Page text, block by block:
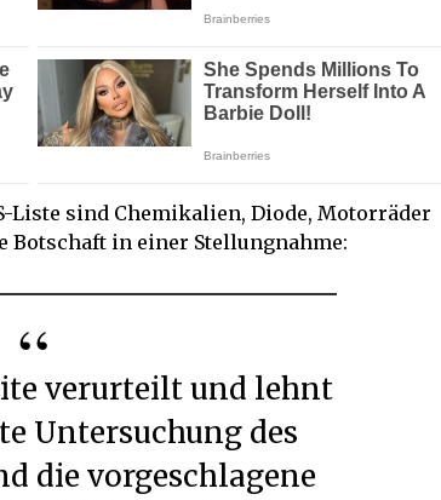
Liste sind Chemikalien, Diode, Motorräder
Botschaft in einer Stellungnahme:
Untersuchung des
die vorgeschlagene